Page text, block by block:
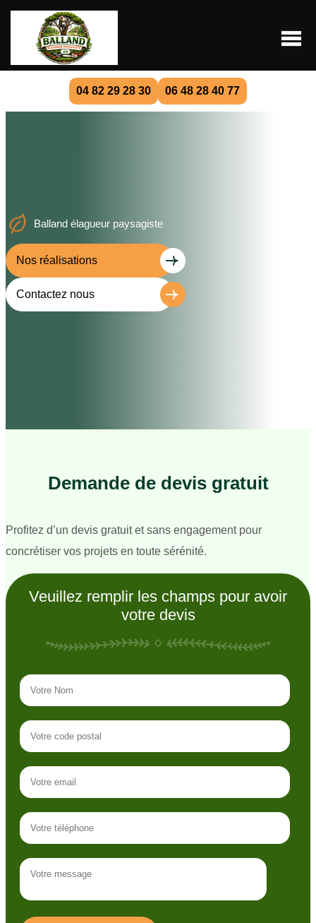
04 82 29 28 30 06 48 28 40 77
Balland élagueur paysagiste
Nos réalisations
Contactez nous
Demande de devis gratuit
Profitez d’un devis gratuit et sans engagement pour
concrétiser vos projets en toute sérénité.
Veuillez remplir les champs pour avoir
votre devis